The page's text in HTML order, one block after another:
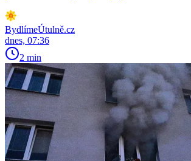
BydlímeÚtulně.cz
dnes, 07:36
2 min